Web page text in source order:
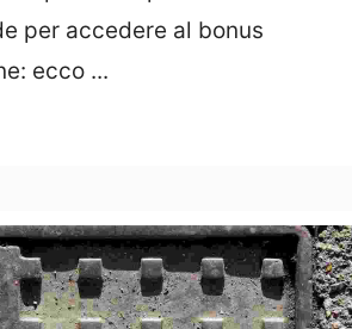
per accedere al bonus
ecco ...